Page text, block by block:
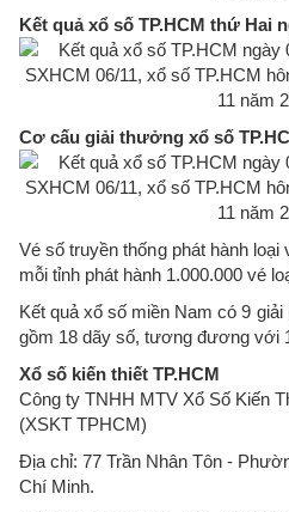
Kết quả xổ số TP.HCM thứ Hai
Cơ cấu giải thưởng xổ số
Vé số truyền thống phát hành
mỗi tỉnh phát hành 1.000.000 vé
Kết quả xổ số miền Nam có 9
gồm 18 dãy số, tương đương với
Xổ số kiến thiết TP.HCM
Công ty TNHH MTV Xổ Số Kiến
(XSKT TPHCM)
Địa chỉ: 77 Trần Nhân Tôn -
Chí Minh.